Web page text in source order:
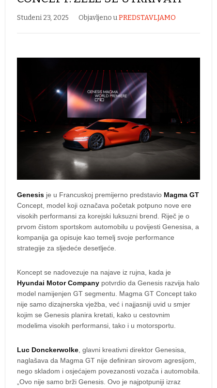
Studeni 23, 2025 Objavljeno uPREDSTAVLJAMO
Genesis je u Francuskoj premijerno predstavio Magma GT
Concept, model koji označava početak potpuno nove ere
visokih performansi za korejski luksuzni brend. Riječ je o
prvom čistom sportskom automobilu u povijesti Genesisa, a
kompanija ga opisuje kao temelj svoje performance
strategije za sljedeće desetljeće.
Koncept se nadovezuje na najave iz rujna, kada je
Hyundai Motor Company potvrdio da Genesis razvija halo
model namijenjen GT segmentu. Magma GT Concept tako
nije samo dizajnerska vježba, već i najjasniji uvid u smjer
kojim se Genesis planira kretati, kako u cestovnim
modelima visokih performansi, tako i u motorsportu.
Luc Donckerwolke , glavni kreativni direktor Genesisa,
naglašava da Magma GT nije definiran sirovom agresijom,
nego skladom i osjećajem povezanosti vozača i automobila.
„Ovo nije samo brži Genesis. Ovo je najpotpuniji izraz